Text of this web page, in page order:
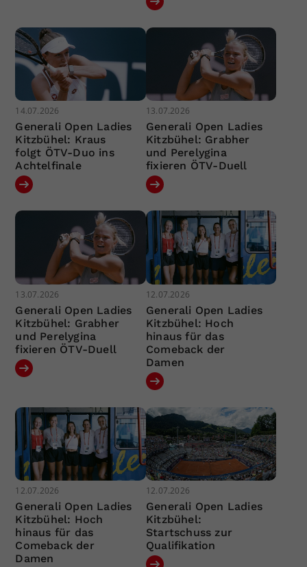
14.07.2026
Generali Open Ladies
Kitzbühel: Kraus
folgt ÖTV-Duo ins
Achtelfinale
13.07.2026
Generali Open Ladies
Kitzbühel: Grabher
und Perelygina
fixieren ÖTV-Duell
13.07.2026
Generali Open Ladies
Kitzbühel: Grabher
und Perelygina
fixieren ÖTV-Duell
12.07.2026
Generali Open Ladies
Kitzbühel: Hoch
hinaus für das
Comeback der
Damen
12.07.2026
Generali Open Ladies
Kitzbühel: Hoch
hinaus für das
Comeback der
Damen
12.07.2026
Generali Open Ladies
Kitzbühel:
Startschuss zur
Qualifikation